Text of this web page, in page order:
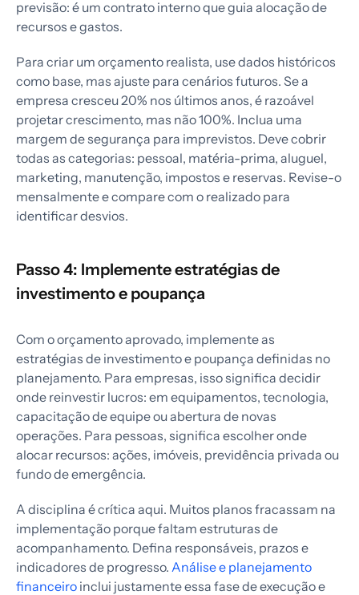
previsão: é um contrato interno que guia alocação de
recursos e gastos.
Para criar um orçamento realista, use dados históricos
como base, mas ajuste para cenários futuros. Se a
empresa cresceu 20% nos últimos anos, é razoável
projetar crescimento, mas não 100%. Inclua uma
margem de segurança para imprevistos. Deve cobrir
todas as categorias: pessoal, matéria-prima, aluguel,
marketing, manutenção, impostos e reservas. Revise-o
mensalmente e compare com o realizado para
identificar desvios.
Passo 4: Implemente estratégias de
investimento e poupança
Com o orçamento aprovado, implemente as
estratégias de investimento e poupança definidas no
planejamento. Para empresas, isso significa decidir
onde reinvestir lucros: em equipamentos, tecnologia,
capacitação de equipe ou abertura de novas
operações. Para pessoas, significa escolher onde
alocar recursos: ações, imóveis, previdência privada ou
fundo de emergência.
A disciplina é crítica aqui. Muitos planos fracassam na
implementação porque faltam estruturas de
acompanhamento. Defina responsáveis, prazos e
indicadores de progresso. Análise e planejamento
financeiro inclui justamente essa fase de execução e